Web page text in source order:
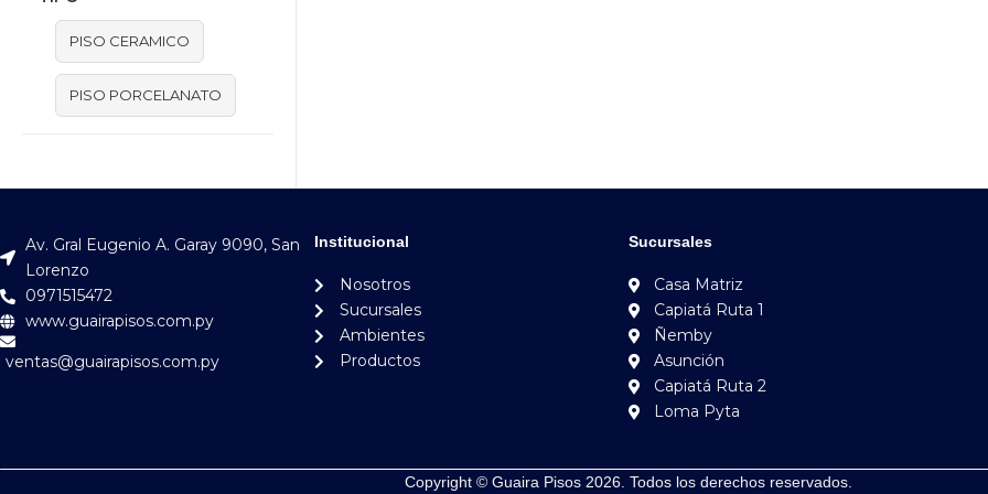
PISO CERAMICO
PISO PORCELANATO
Av. Gral Eugenio A. Garay 9090, San
Lorenzo
0971515472
www.guairapisos.com.py
ventas@guairapisos.com.py
Institucional
Nosotros
Sucursales
Ambientes
Productos
Sucursales
Casa Matriz
Capiatá Ruta 1
Ñemby
Asunción
Capiatá Ruta 2
Loma Pyta
Copyright © Guaira Pisos 2026. Todos los derechos reservados.